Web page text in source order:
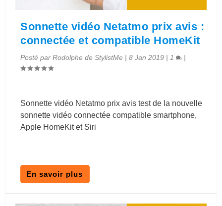
Sonnette vidéo Netatmo prix avis :
connectée et compatible HomeKit
Posté parRodolphe de StylistMe |8 Jan 2019 | 1 |
Sonnette vidéo Netatmo prix avis test de la nouvelle
sonnette vidéo connectée compatible smartphone,
Apple HomeKit et Siri
En savoir plus